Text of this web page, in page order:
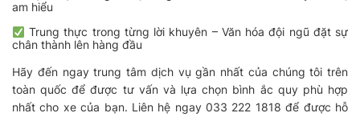
am hiểu
Trung thực trong từng lời khuyên – Văn hóa đội ngũ đặt sự
chân thành lên hàng đầu
Hãy đến ngay trung tâm dịch vụ gần nhất của chúng tôi trên
toàn quốc để được tư vấn và lựa chọn bình ắc quy phù hợp
nhất cho xe của bạn. Liên hệ ngay 033 222 1818 để được hỗ